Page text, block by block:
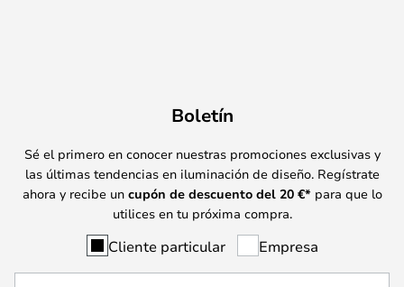
Boletín
Sé el primero en conocer nuestras promociones exclusivas y
las últimas tendencias en iluminación de diseño. Regístrate
ahora y recibe un cupón de descuento del 20 €* para que lo
utilices en tu próxima compra.
Cliente particular Empresa